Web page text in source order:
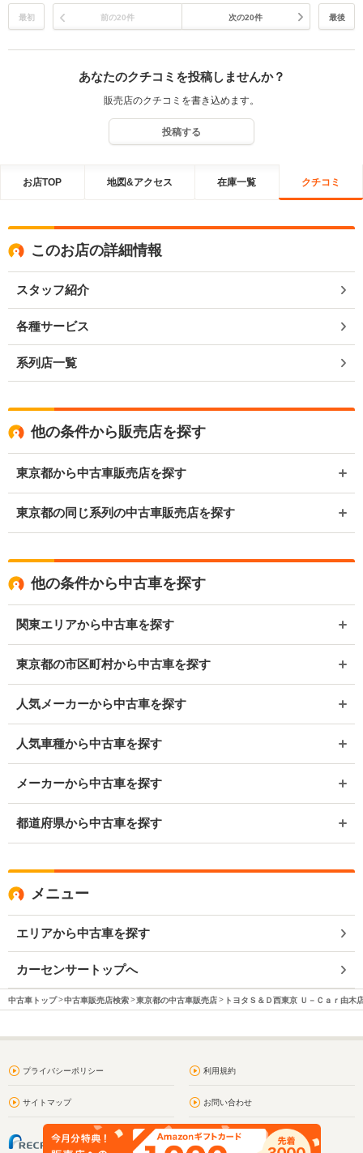
最初 前の20件 次の20件 最後
あなたのクチコミを投稿しませんか？
販売店のクチコミを書き込めます。
投稿する
お店TOP 地図&アクセス 在庫一覧 クチコミ
このお店の詳細情報
スタッフ紹介
各種サービス
系列店一覧
他の条件から販売店を探す
東京都から中古車販売店を探す
東京都の同じ系列の中古車販売店を探す
他の条件から中古車を探す
関東エリアから中古車を探す
東京都の市区町村から中古車を探す
人気メーカーから中古車を探す
人気車種から中古車を探す
メーカーから中古車を探す
都道府県から中古車を探す
メニュー
エリアから中古車を探す
カーセンサートップへ
中古車トップ 中古車販売店検索 東京都の中古車販売店 トヨタＳ＆Ｄ西東京 Ｕ－Ｃａｒ由木
プライバシーポリシー 利用規約
サイトマップ お問い合わせ